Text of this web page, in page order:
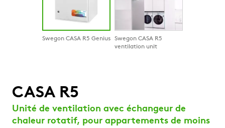
Swegon CASA R5 Genius
Swegon CASA R5
ventilation unit
CASA R5
Unité de ventilation avec échangeur de
chaleur rotatif, pour appartements de moins